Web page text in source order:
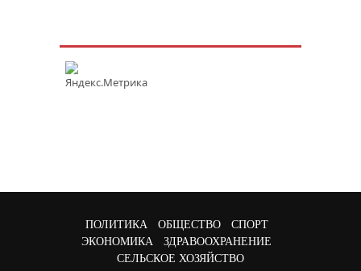
ПОЛИТИКА ОБЩЕСТВО
СПОРТ
ЭКОНОМИКА
ЗДРАВООХРАНЕНИЕ
СЕЛЬСКОЕ ХОЗЯЙСТВО